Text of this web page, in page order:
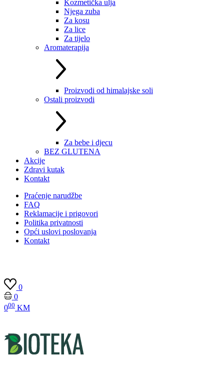
Kozmetička ulja
Njega zuba
Za kosu
Za lice
Za tijelo
Aromaterapija
Proizvodi od himalajske soli
Ostali proizvodi
Za bebe i djecu
BEZ GLUTENA
Akcije
Zdravi kutak
Kontakt
Praćenje narudžbe
FAQ
Reklamacije i prigovori
Politika privatnosti
Opći uslovi poslovanja
Kontakt
0
0
000 KM